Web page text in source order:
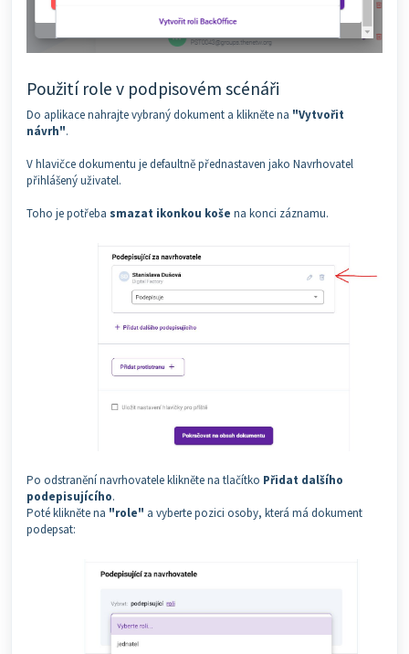
Použití role v podpisovém scénáři
Do aplikace nahrajte vybraný dokument a klikněte na "Vytvořit
návrh".
V hlavičce dokumentu je defaultně přednastaven jako Navrhovatel
přihlášený uživatel.
Toho je potřeba smazat ikonkou koše na konci záznamu.
Po odstranění navrhovatele klikněte na tlačítko Přidat dalšího
podepisujícího.
Poté klikněte na "role" a vyberte pozici osoby, která má dokument
podepsat: